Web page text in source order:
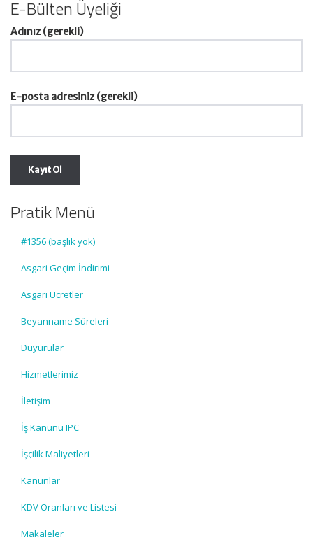
E-Bülten Üyeliği
Adınız (gerekli)
E-posta adresiniz (gerekli)
Pratik Menü
#1356 (başlık yok)
Asgari Geçim İndirimi
Asgari Ücretler
Beyanname Süreleri
Duyurular
Hizmetlerimiz
İletişim
İş Kanunu IPC
İşçilik Maliyetleri
Kanunlar
KDV Oranları ve Listesi
Makaleler